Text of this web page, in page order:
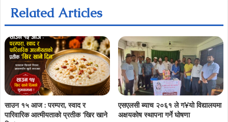
Related Articles
साउन १५ आज : परम्परा, स्वाद र
पारिवारिक आत्मीयताको प्रतीक ‘खिर खाने
एसएलसी ब्याच २०६१ ले ग¥यो विद्यालयमा
अक्षयकोष स्थापना गर्ने घोषणा